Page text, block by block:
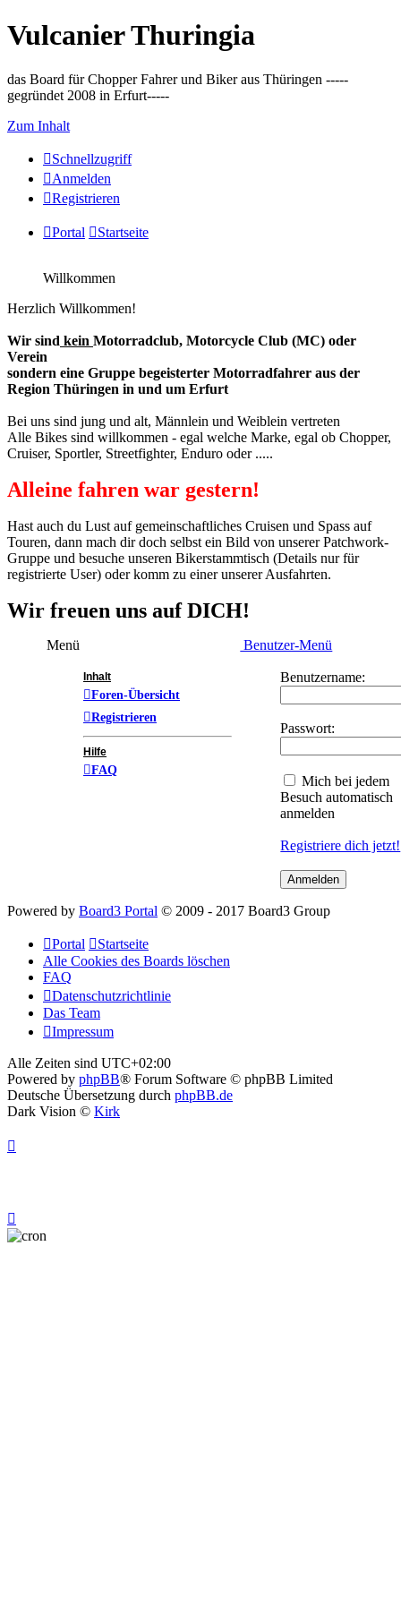
Vulcanier Thuringia
das Board für Chopper Fahrer und Biker aus Thüringen -----
gegründet 2008 in Erfurt-----
Zum Inhalt
Schnellzugriff
Anmelden
Registrieren
Portal Startseite
Willkommen
Herzlich Willkommen!
Wir sind kein Motorradclub, Motorcycle Club (MC) oder
Verein
sondern eine Gruppe begeisterter Motorradfahrer aus der
Region Thüringen in und um Erfurt
Bei uns sind jung und alt, Männlein und Weiblein vertreten
Alle Bikes sind willkommen - egal welche Marke, egal ob Chopper,
Cruiser, Sportler, Streetfighter, Enduro oder .....
Alleine fahren war gestern!
Hast auch du Lust auf gemeinschaftliches Cruisen und Spass auf
Touren, dann mach dir doch selbst ein Bild von unserer Patchwork-
Gruppe und besuche unseren Bikerstammtisch (Details nur für
registrierte User) oder komm zu einer unserer Ausfahrten.
Wir freuen uns auf DICH!
Menü
Inhalt
Foren-Übersicht
Registrieren
Hilfe
FAQ
Benutzer-Menü
Benutzername:
Passwort:
Mich bei jedem
Besuch automatisch
anmelden
Registriere dich jetzt!
Powered by Board3 Portal © 2009 - 2017 Board3 Group
Portal
Startseite
Alle Cookies des Boards löschen
FAQ
Datenschutzrichtlinie
Das Team
Impressum
Alle Zeiten sind UTC+02:00
Powered by phpBB® Forum Software © phpBB Limited
Deutsche Übersetzung durch phpBB.de
Dark Vision © Kirk